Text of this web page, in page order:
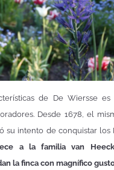
de De Wiersse es
Desde 1678, el
su intento de conquistar los
a la familia van
la finca con magnífico